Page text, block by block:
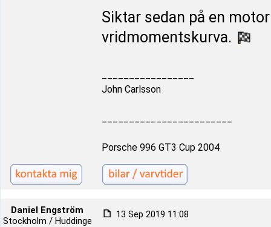
Siktar sedan på en
vridmomentskurva.
John Carlsson
Porsche 996 GT3 Cup 2004
Daniel Engström
Stockholm / Huddinge
13 Sep 2019 11:08